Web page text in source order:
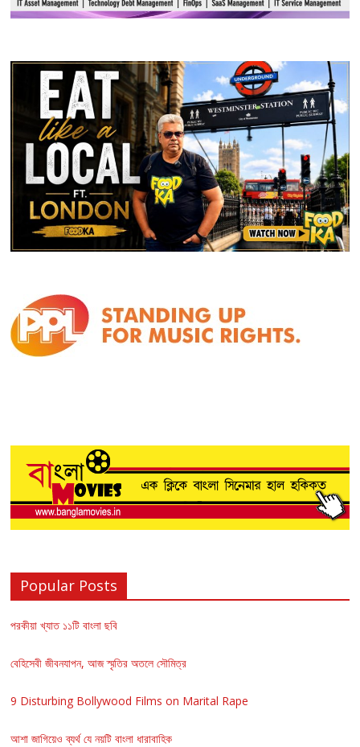
Popular Posts
পরকীয়া খ্যাত ১১টি বাংলা ছবি
বেহিসেবী জীবনযাপন, আজ স্মৃতির অতলে সৌমিত্র
9 Disturbing Bollywood Films on Marital Rape
আশা জাগিয়েও ব্যর্থ যে নয়টি বাংলা ধারাবাহিক